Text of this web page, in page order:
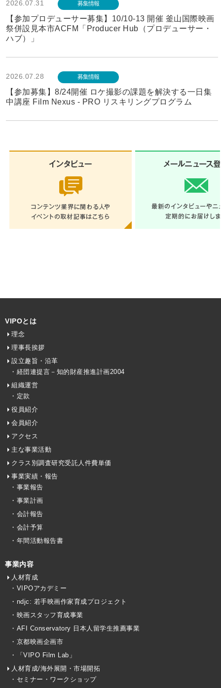
2026.07.31 募集情報
【参加プロデューサー募集】10/10-13 開催 釜山国際映画
祭併設見本市ACFM「Producer Hub（プロデューサー・
ハブ）」
2026.07.28 募集情報
【参加募集】8/24開催 ロケ撮影の課題を解決する一日集
中講座 Film Nexus - PRO リスキリングプログラム
VIPOとは
理念
理事長挨拶
設立趣旨・沿革
・経団連提言－知的財産推進計画2004
組織運営
・定款
役員紹介
会員紹介
アクセス
主な事業活動
クラス別調査研究受託人件費単価
事業実績・報告
・事業報告
・事業計画
・会計報告
・会計予算
・年間活動報告書
事業内容
人材育成
・VIPOアカデミー
・ndjc: 若手映画作家育成プロジェクト
・映画スタッフ育成事業
・AFI Conservatory 日本人留学生推薦事業
・京都映画企画市
・「VIPO Film Lab」
人材育成/海外展開・市場開拓
・セミナー・ワークショップ